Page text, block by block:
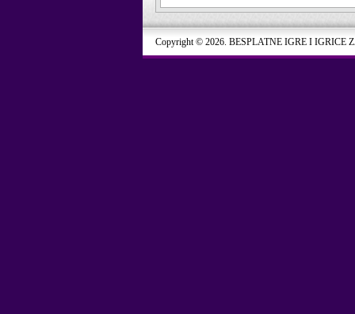
Copyright © 2026. BESPLATNE IGRE I IGRICE